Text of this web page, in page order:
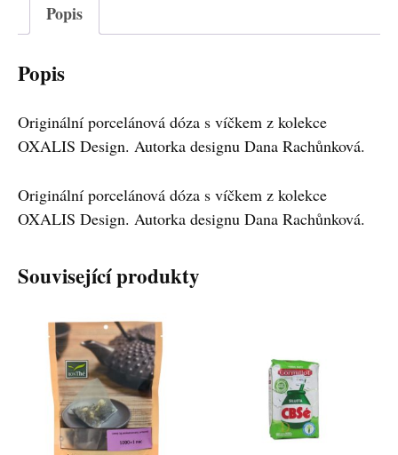
Popis
Popis
Originální porcelánová dóza s víčkem z kolekce
OXALIS Design. Autorka designu Dana Rachůnková.
Originální porcelánová dóza s víčkem z kolekce
OXALIS Design. Autorka designu Dana Rachůnková.
Související produkty